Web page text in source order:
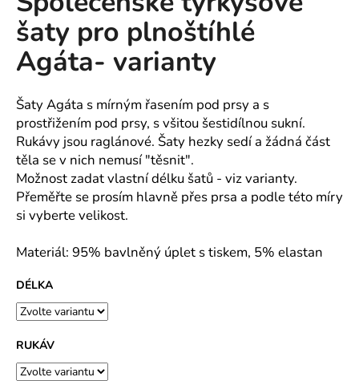
je
0,0
z
hvězdiček.
šaty pro plnoštíhlé
Agáta- varianty
Šaty Agáta s mírným řasením pod prsy a s
prostřižením pod prsy, s všitou šestidílnou sukní.
Rukávy jsou raglánové. Šaty hezky sedí a žádná část
těla se v nich nemusí "těsnit".
Možnost zadat vlastní délku šatů - viz varianty.
Přeměřte se prosím hlavně přes prsa a podle této míry
si vyberte velikost.
Materiál: 95% bavlněný úplet s tiskem, 5% elastan
DÉLKA
RUKÁV
u
č
u
j
m
e
TRENÝRKY
-
PLÁTNO
145